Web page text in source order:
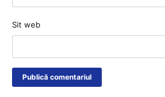
Sit web